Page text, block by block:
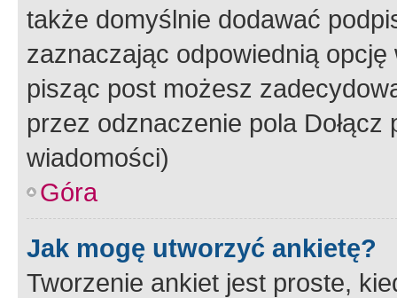
także domyślnie dodawać
zaznaczając odpowiednią
pisząc post możesz
przez odznaczenie pola
wiadomości)
Góra
Jak mogę utworzyć ankietę?
Tworzenie ankiet jest proste,